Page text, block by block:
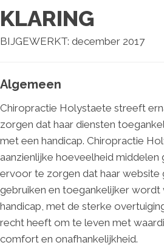
KLARING
BIJGEWERKT: december 2017
Algemeen
Chiropractie Holystaete streeft
zorgen dat haar diensten
met een handicap. Chiropractie
aanzienlijke hoeveelheid
ervoor te zorgen dat haar website
gebruiken en toegankelijker wordt
handicap, met de sterke
recht heeft om te leven met
comfort en onafhankelijkheid.